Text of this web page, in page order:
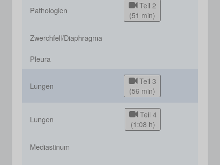
Pathologien
Teil 2
(51 min)
Zwerchfell/Diaphragma
Pleura
Lungen
Teil 3
(56 min)
Lungen
Teil 4
(1:08 h)
Mediastinum